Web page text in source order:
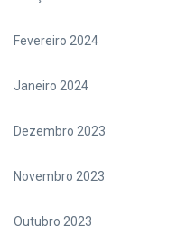
Fevereiro 2024
Janeiro 2024
Dezembro 2023
Novembro 2023
Outubro 2023